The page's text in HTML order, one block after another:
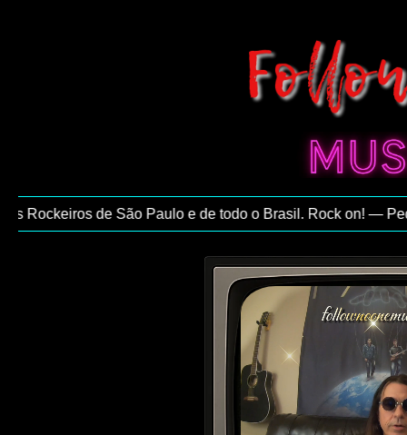
de São Paulo e de todo o Brasil. Rock on! — Pedro